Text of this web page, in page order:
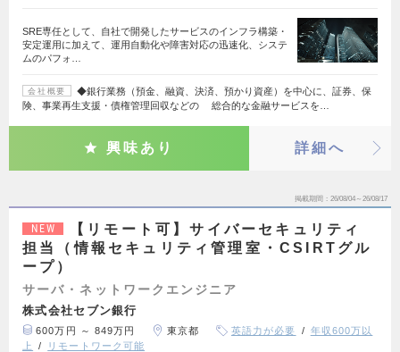
SRE専任として、自社で開発したサービスのインフラ構築・
安定運用に加えて、運用自動化や障害対応の迅速化、システ
ムのパフォ…
会社概要
◆銀行業務（預金、融資、決済、預かり資産）を中心に、証券、保
険、事業再生支援・債権管理回収などの 総合的な金融サービスを…
興味あり 詳細へ
掲載期間 26/08/04～26/08/17
NEW
【リモート可】サイバーセキュリティ
担当（情報セキュリティ管理室・CSIRTグル
ープ）
サーバ・ネットワークエンジニア
株式会社セブン銀行
600万円 ～ 849万円 東京都 英語力が必要
年収600万以
上
リモートワーク可能